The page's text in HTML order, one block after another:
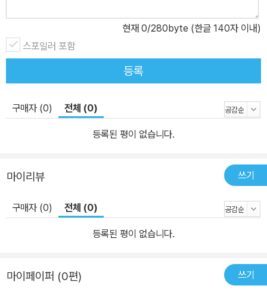
현재 0/280byte (한글 140자 이내)
스포일러 포함
등록
구매자 (0) 전체 (0)
등록된 평이 없습니다.
마이리뷰 쓰기
구매자 (0) 전체 (0)
등록된 평이 없습니다.
마이페이퍼 (0편) 쓰기